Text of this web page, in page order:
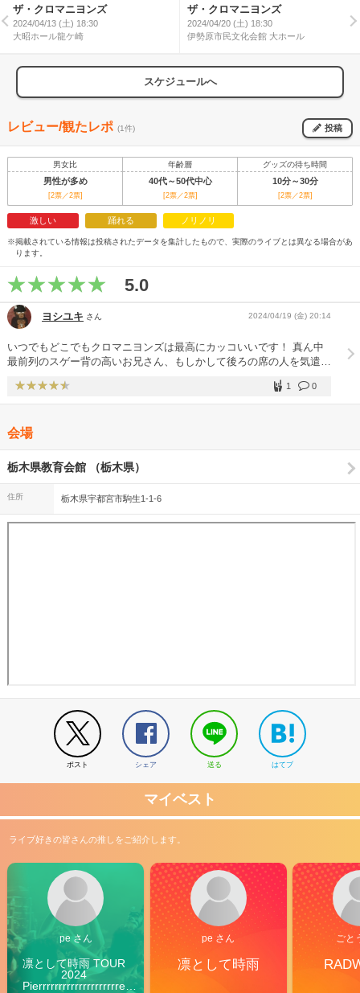
ザ・クロマニヨンズ
2024/04/13 (土) 18:30
大昭ホール龍ケ崎
ザ・クロマニヨンズ
2024/04/20 (土) 18:30
伊勢原市民文化会館 大ホール
スケジュールへ
レビュー/観たレポ (1件) 投稿
男女比 年齢層 グッズの待ち時間
男性が多め 40代～50代中心 10分～30分
[2票／2票] [2票／2票] [2票／2票]
激しい 踊れる ノリノリ
※掲載されている情報は投稿されたデータを集計したもので、実際のライブとは異なる場合があ
ります。
5.0
ヨシユキ さん 2024/04/19 (金) 20:14
いつでもどこでもクロマニヨンズは最高にカッコいいです！ 真ん中
最前列のスゲー背の高いお兄さん、もしかして後ろの席の人を気遣っ
も最高にカッコいい！オーライ！ロッケンロー！！！(^-^)/
0
1
会場
栃木県教育会館 （栃木県）
住所 栃木県宇都宮市駒生1-1-6
ポスト シェア 送る はてブ
マイベスト
ライブ好きの皆さんの推しをご紹介します。
pe さん
凛として時雨 TOUR
2024
Pierrrrrrrrrrrrrrrrrrrre
pe さん
凛として時雨
ごと